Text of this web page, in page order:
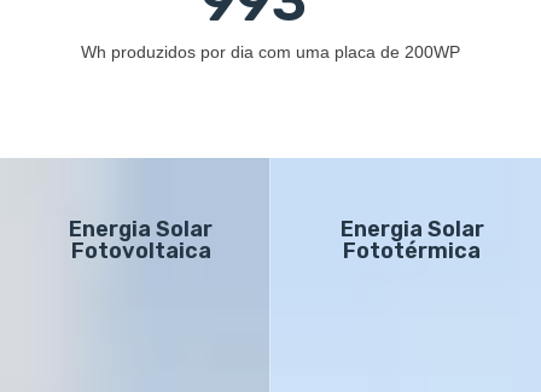
Wh produzidos por dia com uma placa de 200WP
Energia Solar
Fotovoltaica
Energia Solar
Fototérmica